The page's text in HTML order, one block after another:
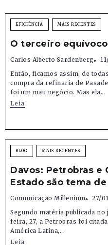
EFICIÊNCIA MAIS RECENTES
O terceiro equívoco
Carlos Alberto Sardenberg
Então, ficamos assim: de
compra da refinaria de
foi um mau negócio. Mas ela...
Leia
BLOG MAIS RECENTES
Davos: Petrobras e
Estado são tema
Comunicação Millenium
27/
Segundo matéria publicada no
feira, 27, a Petrobras foi
América Latina,...
Leia